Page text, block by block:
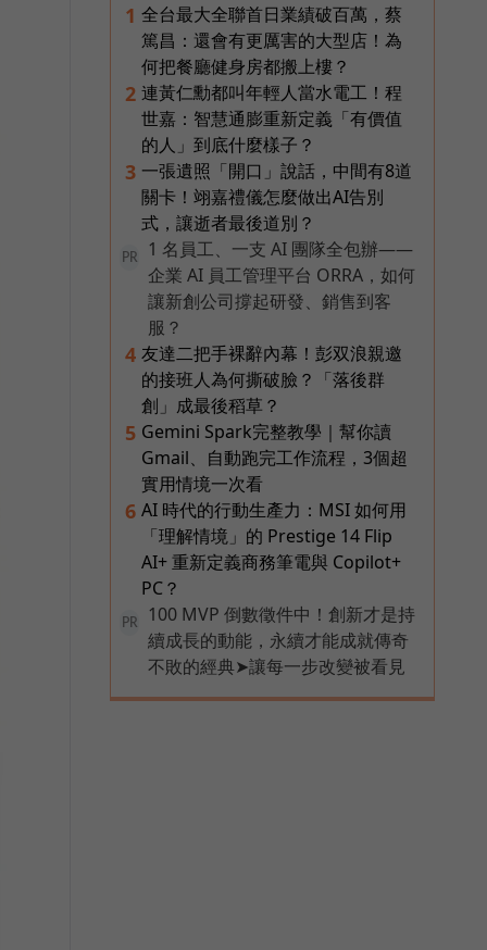
1 全台最大全聯首日業績破百萬，蔡
篤昌：還會有更厲害的大型店！為
何把餐廳健身房都搬上樓？
2 連黃仁勳都叫年輕人當水電工！程
世嘉：智慧通膨重新定義「有價值
的人」到底什麼樣子？
3 一張遺照「開口」說話，中間有8道
關卡！翊嘉禮儀怎麼做出AI告別
式，讓逝者最後道別？
PR
1 名員工、一支 AI 團隊全包辦——
企業 AI 員工管理平台 ORRA，如何
讓新創公司撐起研發、銷售到客
服？
4 友達二把手裸辭內幕！彭双浪親邀
的接班人為何撕破臉？「落後群
創」成最後稻草？
5 Gemini Spark完整教學｜幫你讀
Gmail、自動跑完工作流程，3個超
實用情境一次看
6 AI 時代的行動生產力：MSI 如何用
「理解情境」的 Prestige 14 Flip
AI+ 重新定義商務筆電與 Copilot+
PC？
PR
100 MVP 倒數徵件中！創新才是持
續成長的動能，永續才能成就傳奇
不敗的經典➤讓每一步改變被看見